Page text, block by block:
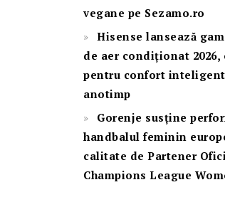
vegane pe Sezamo.ro
Hisense lansează
de aer condiționat 2026,
pentru confort
anotimp
Gorenje susține
handbalul feminin
calitate de Partener
Champions League